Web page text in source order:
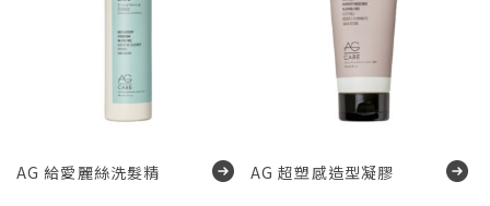
AG 給愛麗絲洗髮精 AG 超塑感造型凝膠